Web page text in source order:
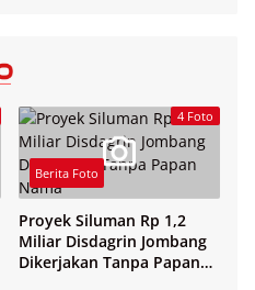
4 Foto
Berita Foto
Proyek Siluman Rp 1,2
Miliar Disdagrin Jombang
Dikerjakan Tanpa Papan